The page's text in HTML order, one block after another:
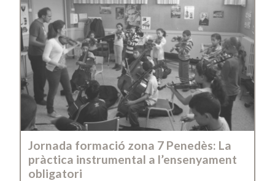
Jornada formació zona 7 Penedès: La
pràctica instrumental a l’ensenyament
obligatori